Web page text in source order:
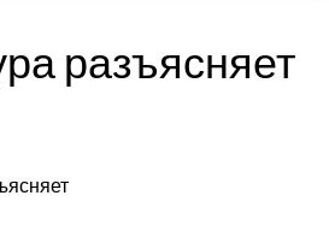
разъясняет